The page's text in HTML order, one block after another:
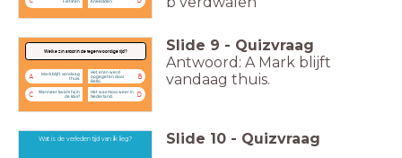
Welke zin staat in de tegenwoordige tijd?
A
Mark blijft vandaag
thuis.
B
Het eten werd
opgegeten door
Bello.
C
Wanneer kwam hij in
de klas?
D
Het was mooi weer in
Nederland.
Slide 9 - Quizvraag
Antwoord: A Mark blijft
vandaag thuis.
Wat is de verleden tijd van ik lieg? Slide 10 - Quizvraag